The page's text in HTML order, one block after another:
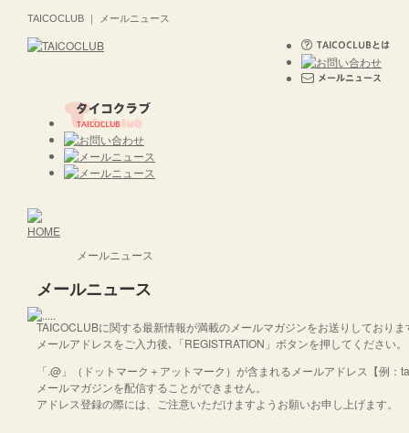
TAICOCLUB ｜ メールニュース
メールニュース
メールニュース
TAICOCLUBに関する最新情報が満載のメールマガジンをお送りしておりま
メールアドレスをご入力後､「REGISTRATION」ボタンを押してください。
「.@」（ドットマーク＋アットマーク）が含まれるメールアドレス【例
メールマガジンを配信することができません。
アドレス登録の際には、ご注意いただけますようお願いお申し上げます。